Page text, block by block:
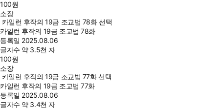
100원
소장
카일런 후작의 19금 조교법 78화 선택
카일런 후작의 19금 조교법 78화
등록일 2025.08.06
글자수 약 3.5천 자
100원
소장
카일런 후작의 19금 조교법 77화 선택
카일런 후작의 19금 조교법 77화
등록일 2025.08.06
글자수 약 3.4천 자